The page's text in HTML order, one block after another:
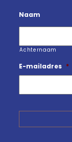
Naam
Achternaam
E-mailadres *